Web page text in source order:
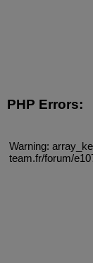
PHP Errors:
Warning:
team.fr/forum/